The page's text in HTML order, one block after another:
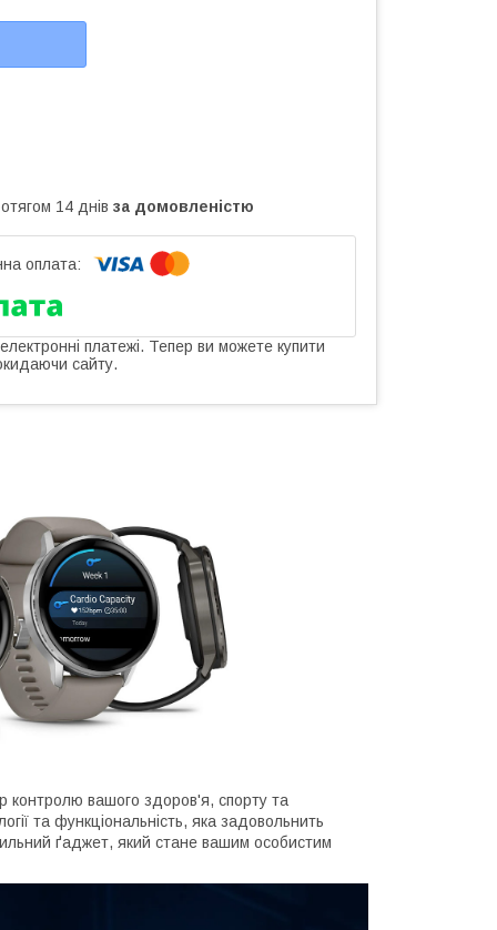
14 днів за домовленістю
платежі. Тепер ви можете купити
сайту.
контролю вашого здоров'я, спорту та
та функціональність, яка задовольнить
ґаджет, який стане вашим особистим